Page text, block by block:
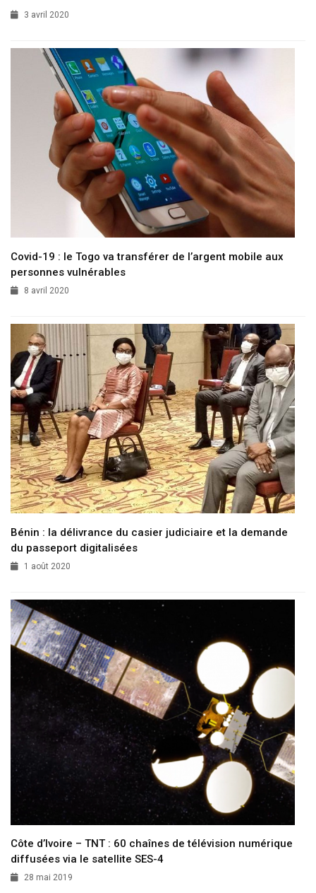
3 avril 2020
Covid-19 : le Togo va transférer de l’argent mobile aux
personnes vulnérables
8 avril 2020
Bénin : la délivrance du casier judiciaire et la demande
du passeport digitalisées
1 août 2020
Côte d’Ivoire – TNT : 60 chaînes de télévision numérique
diffusées via le satellite SES-4
28 mai 2019